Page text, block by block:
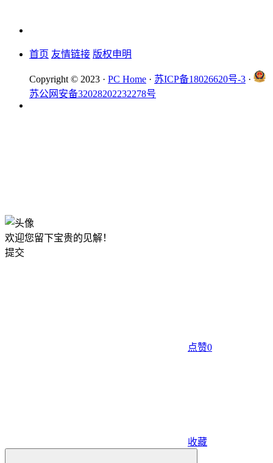
首页 友情链接 版权申明
Copyright © 2023 · PC Home · 苏ICP备18026620号-3 ·
苏公网安备32028202232278号
欢迎您留下宝贵的见解！
提交
点赞0
收藏